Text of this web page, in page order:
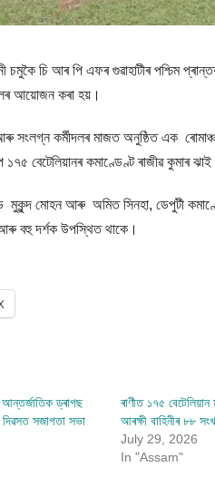
চমুকৈ চি আৰ পি এফৰ গুৱাহাটীৰ পশ্চিম
আয়োজন কৰা হয়।
আৰু সংলগ্ন কৰ্মীদলৰ মাজত অনুষ্ঠিত এক
১৭৫ বেটেলিয়ানৰ কমাণ্ডেণ্ট ৰাজীৱ কুমাৰ
মোহন আৰু অমিত সিনহা, ডেপুটী
বহু দৰ্শক উপস্থিত থাকে।
ড্ৰাগছ
সজাগতা সভা
ৰাণীত ১৭৫ বেটেলিয়ান
আৰক্ষী বাহিনীৰ ৮৮
July 29, 2026
In "Assam"